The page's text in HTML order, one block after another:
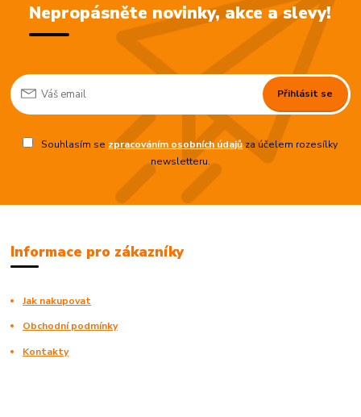
Nepropásněte novinky, akce a slevy!
Přihlásit se
Souhlasím se zpracováním osobních údajůza účelem rozesílky
newsletteru.
Informace pro zákazníky
Jak nakupovat
Obchodní podmínky
Kontakty